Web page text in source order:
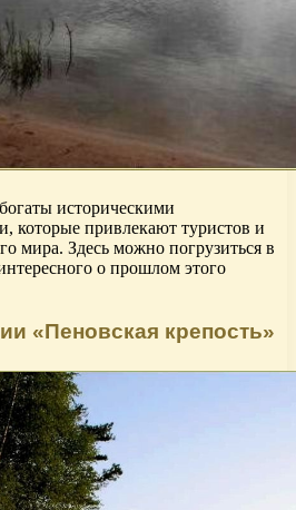
историческими
которые привлекают туристов и
мира. Здесь можно погрузиться в
о прошлом этого
«Пеновская крепость»